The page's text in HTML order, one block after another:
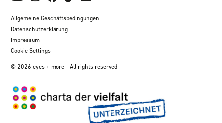
Allgemeine Geschäftsbedingungen
Datenschutzerklärung
Impressum
Cookie Settings
© 2026 eyes + more - All rights reserved